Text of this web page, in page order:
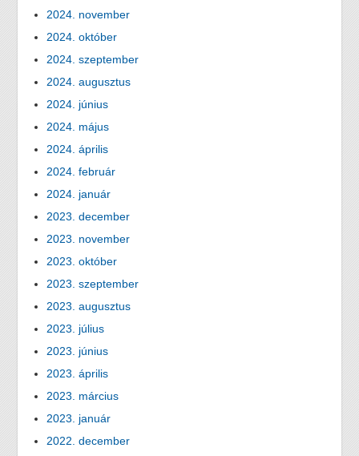
2024. november
2024. október
2024. szeptember
2024. augusztus
2024. június
2024. május
2024. április
2024. február
2024. január
2023. december
2023. november
2023. október
2023. szeptember
2023. augusztus
2023. július
2023. június
2023. április
2023. március
2023. január
2022. december